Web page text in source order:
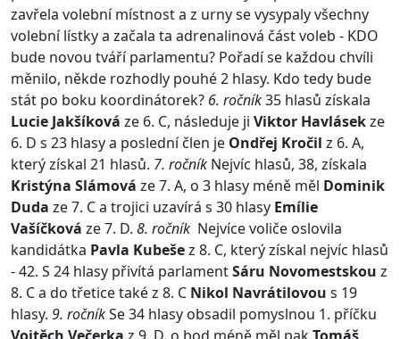
zavřela volební místnost a z urny se vysypaly všechny
volební lístky a začala ta adrenalinová část voleb - KDO
bude novou tváří parlamentu? Pořadí se každou chvíli
měnilo, někde rozhodly pouhé 2 hlasy. Kdo tedy bude
stát po boku koordinátorek? 6. ročník35 hlasů získala
Lucie Jakšíková ze 6. C, následuje ji Viktor Havlásekze
6. D s 23 hlasy a poslední člen je Ondřej Kročil z 6. A,
který získal 21 hlasů. 7. ročník Nejvíc hlasů, 38, získala
Kristýna Slámová ze 7. A, o 3 hlasy méně měl Dominik
Duda ze 7. C a trojici uzavírá s 30 hlasy Emílie
Vašíčková ze 7. D. 8. ročník Nejvíce voliče oslovila
kandidátka Pavla Kubešez 8. C, který získal nejvíc hlasů
- 42. S 24 hlasy přivítá parlamentSáru Novomestskou z
8. C a do třetice také z 8. C Nikol Navrátilovou s 19
hlasy. 9. ročníkSe 34 hlasy obsadil pomyslnou 1. příčku